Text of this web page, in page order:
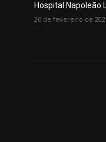
Hospital Napoleão
26 de fevereiro de